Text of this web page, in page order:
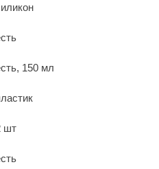
150 мл
шт